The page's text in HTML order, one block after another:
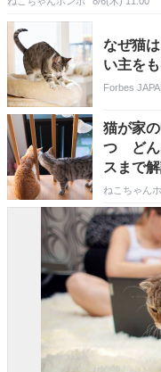
なぜ猫
い主を
Forbes
猫が家
つ どん
スまで
ねこちゃん